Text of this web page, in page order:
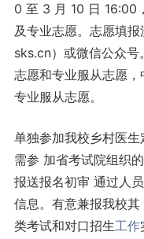
0 至 3 月 10 日 16:00
及专业志愿。志愿填
sks.cn）或微信公众号
志愿和专业服从志愿，
专业服从志愿。
单独参加我校乡村医
需参 加省考试院组织
报送报名初审 通过人
信息。有意兼报我校
类考试和对口招生工作